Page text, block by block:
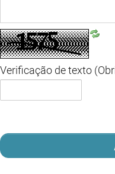
Verificação de texto